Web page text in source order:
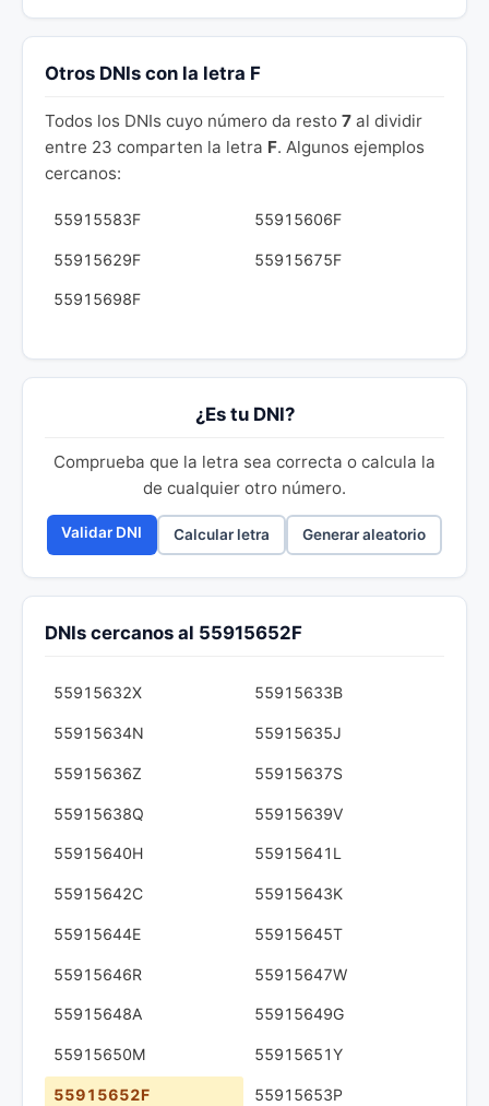
Otros DNIs con la letra F
Todos los DNIs cuyo número da resto 7 al dividir
entre 23 comparten la letra F. Algunos ejemplos
cercanos:
55915583F 55915606F
55915629F 55915675F
55915698F
¿Es tu DNI?
Comprueba que la letra sea correcta o calcula la
de cualquier otro número.
Validar DNI Calcular letra Generar aleatorio
DNIs cercanos al 55915652F
55915632X 55915633B
55915634N 55915635J
55915636Z 55915637S
55915638Q 55915639V
55915640H 55915641L
55915642C 55915643K
55915644E 55915645T
55915646R 55915647W
55915648A 55915649G
55915650M 55915651Y
55915652F 55915653P